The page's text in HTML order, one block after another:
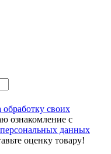
обработку своих
ознакомление с
данных
оценку товару!